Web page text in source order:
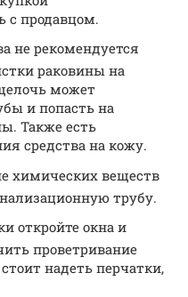
с продавцом.
не рекомендуется
раковины на
может
и попасть на
Также есть
средства на кожу.
химических веществ
трубу.
откройте окна и
проветривание
надеть перчатки,